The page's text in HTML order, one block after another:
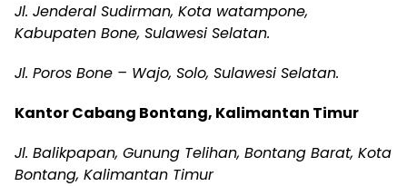
Jl. Jenderal Sudirman, Kota watampone,
Kabupaten Bone, Sulawesi Selatan.
Jl. Poros Bone – Wajo, Solo, Sulawesi Selatan.
Kantor Cabang Bontang, Kalimantan Timur
Jl. Balikpapan, Gunung Telihan, Bontang Barat, Kota
Bontang, Kalimantan Timur